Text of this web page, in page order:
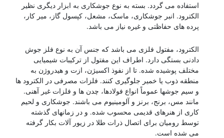
استفاده می گردد. بسته به نوع جوشکاری به ابزار دیگری نظیر
الکترود. انبر جوشکاری، ماسک، مشعل، کپسول گاز، میر کار،
پرده های حفاظتی و غیره نیاز می باشد.
الکترود، مفتول فلزی می باشد که جنس آن به نوع فلز جوش
دادنی بستگی دارد. اطراف این مفتول از ترکیبات شیمیایی
مختلف پوشیده شده. تا از نفوذ اکسیژن، ازت و هیدروژن به
منطقه ذوب یا خمیر جلوگیری کنند. فلزات مصرفی در الکترود ها
و سیم جوشها عموماً انواع فولادها، چدن ها و فلزات غیر آهنی.
مانند مس، برنج، برنز و آلومینیوم می باشند. جوشکاری و لحیم
کاری از هنرهای قدیمی محسوب شده. و در زمانهای گذشته
توسط رومیان برای اتصال ذرات طلا در زیور آلات بکار گرفته
می شده است.